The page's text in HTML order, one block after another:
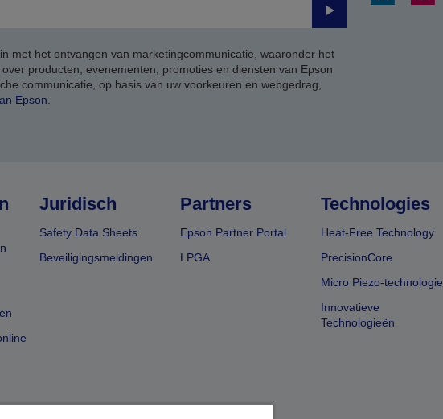
Verzenden
met het ontvangen van marketingcommunicatie, waaronder het
producten, evenementen, promoties en diensten van Epson
communicatie, op basis van uw voorkeuren en webgedrag,
Epson
Juridisch
Safety Data Sheets
Beveiligingsmeldingen
Partners
Epson Partner Portal
LPGA
Technologies
Heat-Free Technology
PrecisionCore
Micro Piezo-technologie
Innovatieve
Technologieën